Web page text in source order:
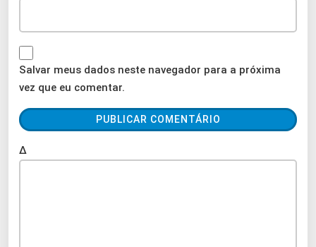
Salvar meus dados neste navegador para a próxima
vez que eu comentar.
Δ